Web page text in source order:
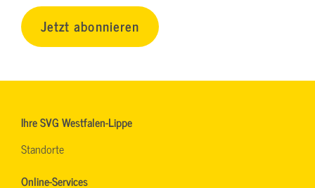
Jetzt abonnieren
Ihre SVG Westfalen-Lippe
Standorte
Online-Services